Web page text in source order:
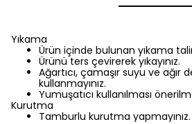
Yıkama
Ürün içinde bulunan yıkama
Ürünü ters çevirerek yıkayınız.
Ağartıcı, çamaşır suyu ve ağır
kullanmayınız.
Yumuşatıcı kullanılması
Kurutma
Tamburlu kurutma yapmayınız.